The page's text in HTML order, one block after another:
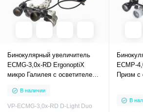
Бинокулярный увеличитель
ECMG-3,0x-RD ErgonoptiX
микро Галилея с осветителем
В наличии
VP-ECMG-3,0x-RD D-Light Duo
ECMP-
Призм с
В